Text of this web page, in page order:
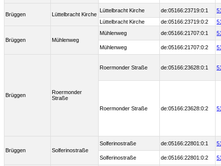
Brüggen Lüttelbracht Kirche
Lüttelbracht Kirche de:05166:23719:0:1
Lüttelbracht Kirche
de:05166:23719:0:2
Brüggen Mühlenweg
Mühlenweg de:05166:21707:0:1
Mühlenweg de:05166:21707:0:2
Brüggen
Roermonder
Straße
Roermonder Straße de:05166:23628:0:1
Roermonder Straße de:05166:23628:0:2
Brüggen Solferinostraße
Solferinostraße de:05166:22801:0:1
Solferinostraße de:05166:22801:0:2